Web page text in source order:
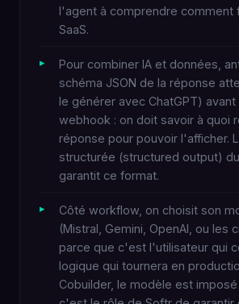
l'agent à comprendre comment
SaaS.
Pour combiner IA et données,
schéma JSON de la réponse
le générer avec ChatGPT)
webhook : on doit savoir à quoi
réponse pour pouvoir l'afficher.
structurée (structured output)
garantit ce format.
Côté workflow, on choisit son
(Mistral, Gemini, OpenAI, ou les
parce que c'est l'utilisateur qui
logique qui tournera en
Cobuilder, le modèle est